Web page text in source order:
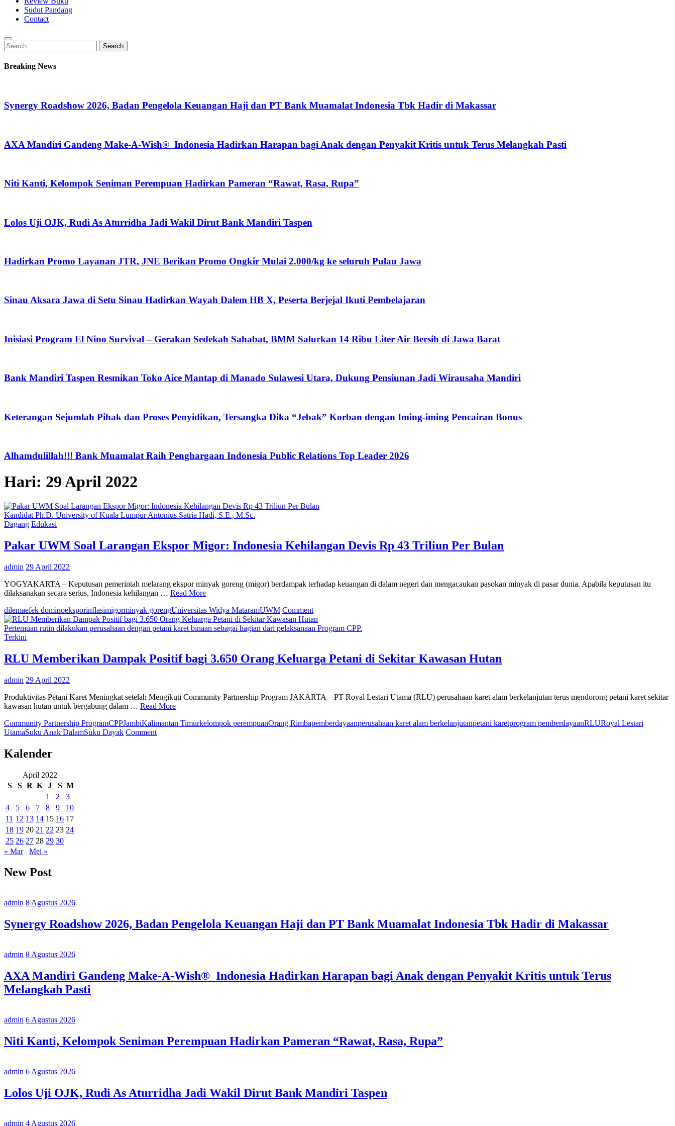
Sudut Pandang
Contact
Search
for:
Search
Breaking News
Synergy Roadshow 2026, Badan Pengelola Keuangan Haji dan PT Bank Muamalat Indonesia Tbk Hadir di Makassar
AXA Mandiri Gandeng Make-A-Wish® Indonesia Hadirkan Harapan bagi Anak dengan Penyakit Kritis untuk Terus Melangkah Pasti
Niti Kanti, Kelompok Seniman Perempuan Hadirkan Pameran “Rawat, Rasa, Rupa”
Lolos Uji OJK, Rudi As Aturridha Jadi Wakil Dirut Bank Mandiri Taspen
Hadirkan Promo Layanan JTR, JNE Berikan Promo Ongkir Mulai 2.000/kg ke seluruh Pulau Jawa
Sinau Aksara Jawa di Setu Sinau Hadirkan Wayah Dalem HB X, Peserta Berjejal Ikuti Pembelajaran
Inisiasi Program El Nino Survival – Gerakan Sedekah Sahabat, BMM Salurkan 14 Ribu Liter Air Bersih di Jawa Barat
Bank Mandiri Taspen Resmikan Toko Aice Mantap di Manado Sulawesi Utara, Dukung Pensiunan Jadi Wirausaha Mandiri
Keterangan Sejumlah Pihak dan Proses Penyidikan, Tersangka Dika “Jebak” Korban dengan Iming-iming Pencairan Bonus
Alhamdulillah!!! Bank Muamalat Raih Penghargaan Indonesia Public Relations Top Leader 2026
Hari: 29 April 2022
Kandidat Ph.D. University of Kuala Lumpur Antonius Satria Hadi, S.E., M.Sc.
Dagang Edukasi
Pakar UWM Soal Larangan Ekspor Migor: Indonesia Kehilangan Devis Rp 43 Triliun Per Bulan
admin 29 April 2022
YOGYAKARTA – Keputusan pemerintah melarang ekspor minyak goreng (migor) berdampak terhadap keuangan di dalam negeri dan mengacaukan pasokan minyak di pasar dunia. Apabila keputusan itu
dilaksanakan secara serius, Indonesia kehilangan … Read More
dilemaefek dominoeksporinflasimigorminyak gorengUniversitas Widya MataramUWM Commenton
Pakar
UWM
Ekspor
Migor:
Rp
Per
Pertemuan rutin dilakukan perusahaan dengan petani karet binaan sebagai bagian dari pelaksanaan Program CPP.
Terkini
RLU Memberikan Dampak Positif bagi 3.650 Orang Keluarga Petani di Sekitar Kawasan Hutan
admin 29 April 2022
Produktivitas Petani Karet Meningkat setelah Mengikuti Community Partnership Program JAKARTA – PT Royal Lestari Utama (RLU) perusahaan karet alam berkelanjutan terus mendorong petani karet sekitar
kawasan hutan untuk bergabung dalam … Read More
Community Partnership ProgramCPPJambiKalimantan Timurkelompok perempuanOrang Rimbapemberdayaanperusahaan karet alam berkelanjutanpetani karetprogram pemberdayaanRLURoyal Lestari
UtamaSuku Anak DalamSuku Dayak Commenton
Kalender
April 2022
S
S R K J S M
1
2
3
4
5 6 7 8 9
10
11 12 13 14 15 16 17
18 19 20 21 22 23 24
25 26 27 28 29 30
« Mar
Mei »
New Post
admin 8 Agustus 2026
Synergy Roadshow 2026, Badan Pengelola Keuangan Haji dan PT Bank Muamalat Indonesia Tbk Hadir di Makassar
admin 8 Agustus 2026
AXA Mandiri Gandeng Make-A-Wish® Indonesia Hadirkan Harapan bagi Anak dengan Penyakit Kritis untuk Terus
Melangkah Pasti
admin 6 Agustus 2026
Niti Kanti, Kelompok Seniman Perempuan Hadirkan Pameran “Rawat, Rasa, Rupa”
admin 6 Agustus 2026
Lolos Uji OJK, Rudi As Aturridha Jadi Wakil Dirut Bank Mandiri Taspen
admin 4 Agustus 2026